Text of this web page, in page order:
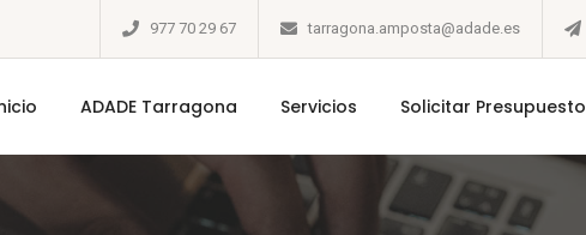
977 70 29 67 tarragona.amposta@adade.es
ADADE Tarragona Servicios Solicitar Presupuesto